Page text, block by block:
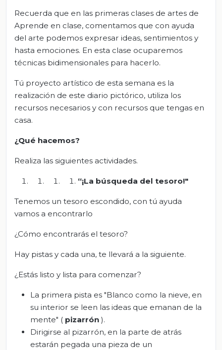
Recuerda que en las primeras clases de artes de
Aprende en clase, comentamos que con ayuda
del arte podemos expresar ideas, sentimientos y
hasta emociones. En esta clase ocuparemos
técnicas bidimensionales para hacerlo.
Tú proyecto artístico de esta semana es la
realización de este diario pictórico, utiliza los
recursos necesarios y con recursos que tengas en
casa.
¿Qué hacemos?
Realiza las siguientes actividades.
“¡La búsqueda del tesoro!"
Tenemos un tesoro escondido, con tú ayuda
vamos a encontrarlo
¿Cómo encontrarás el tesoro?
Hay pistas y cada una, te llevará a la siguiente.
¿Estás listo y lista para comenzar?
La primera pista es "Blanco como la nieve, en
su interior se leen las ideas que emanan de la
mente" ( pizarrón ).
Dirigirse al pizarrón, en la parte de atrás
estarán pegada una pieza de un